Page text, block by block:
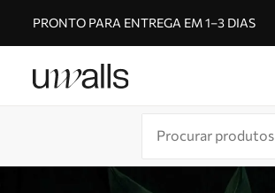
PRONTO PARA ENTREGA EM 1–3 DIAS